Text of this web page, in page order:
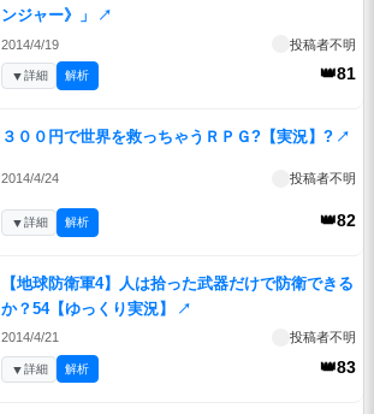
ンジャー》」
↗
2014/4/19 投稿者不明
👑81
▼詳細 解析
３００円で世界を救っちゃうＲＰＧ?【実況】? ↗
2014/4/24 投稿者不明
👑82
▼詳細 解析
【地球防衛軍4】人は拾った武器だけで防衛できる
か？54【ゆっくり実況】
↗
2014/4/21 投稿者不明
👑83
▼詳細 解析